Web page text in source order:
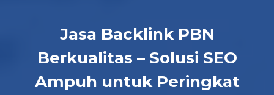
Jasa Backlink PBN
Berkualitas – Solusi SEO
Ampuh untuk Peringkat